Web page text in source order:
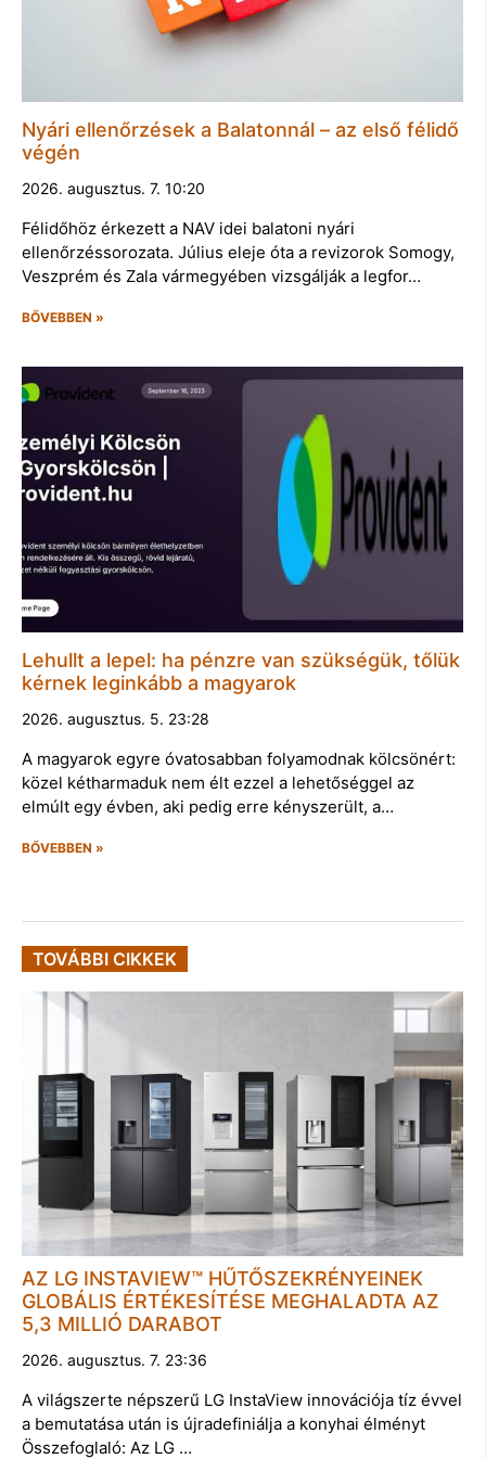
Nyári ellenőrzések a Balatonnál – az első félidő
végén
2026. augusztus. 7. 10:20
Félidőhöz érkezett a NAV idei balatoni nyári
ellenőrzéssorozata. Július eleje óta a revizorok Somogy,
Veszprém és Zala vármegyében vizsgálják a legfor…
BŐVEBBEN »
Lehullt a lepel: ha pénzre van szükségük, tőlük
kérnek leginkább a magyarok
2026. augusztus. 5. 23:28
A magyarok egyre óvatosabban folyamodnak kölcsönért:
közel kétharmaduk nem élt ezzel a lehetőséggel az
elmúlt egy évben, aki pedig erre kényszerült, a…
BŐVEBBEN »
TOVÁBBI CIKKEK
AZ LG INSTAVIEW™ HŰTŐSZEKRÉNYEINEK
GLOBÁLIS ÉRTÉKESÍTÉSE MEGHALADTA AZ
5,3 MILLIÓ DARABOT
2026. augusztus. 7. 23:36
A világszerte népszerű LG InstaView innovációja tíz évvel
a bemutatása után is újradefiniálja a konyhai élményt
Összefoglaló: Az LG …